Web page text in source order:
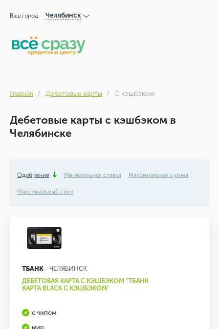
Ваш город Челябинск
Главная Дебетовые карты С кэшбэком
Дебетовые карты с кэшбэком в
Челябинске
Одобрение Минимальная ставка Максимальная сумма
Максимальный срок
ТБАНК - ЧЕЛЯБИНСК
ДЕБЕТОВАЯ КАРТА С КЭШБЭКОМ "ТБАНК
КАРТА BLACK С КЭШБЭКОМ"
с чипом
мир